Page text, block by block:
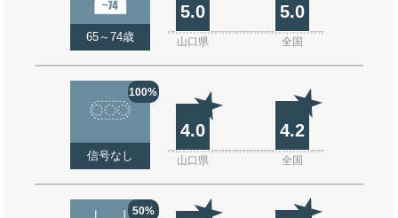
65～74歳
5.0 5.0
山口県 全国
100%
信号なし
4.0 4.2
山口県 全国
50%